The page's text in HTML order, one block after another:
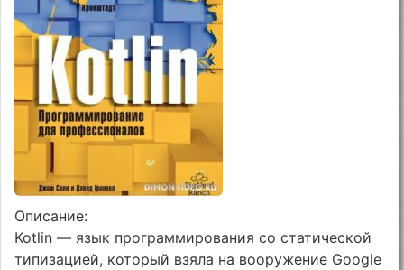
Описание:
Kotlin — язык программирования со статической
типизацией, который взяла на вооружение Google